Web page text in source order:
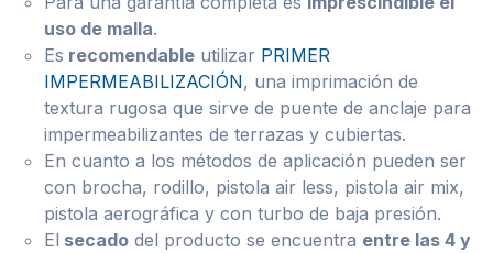
uso de malla.
Es recomendable utilizar PRIMER
IMPERMEABILIZACIÓN, una imprimación de
textura rugosa que sirve de puente de anclaje para
impermeabilizantes de terrazas y cubiertas.
En cuanto a los métodos de aplicación pueden ser
con brocha, rodillo, pistola air less, pistola air mix,
pistola aerográfica y con turbo de baja presión.
El secado del producto se encuentra entre las 4 y